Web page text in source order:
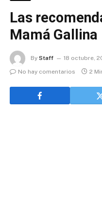
Las
Mamá Gallina
By Staff 18 octubre,
No hay comentarios
2